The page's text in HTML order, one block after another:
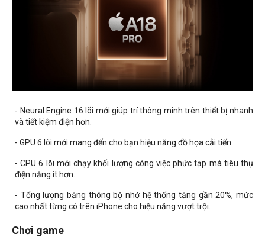
- Neural Engine 16 lõi mới giúp trí thông minh trên thiết bị nhanh
và tiết kiệm điện hơn.
- GPU 6 lõi mới mang đến cho bạn hiệu năng đồ họa cải tiến.
- CPU 6 lõi mới chạy khối lượng công việc phức tạp mà tiêu thụ
điện năng ít hơn.
- Tổng lượng băng thông bộ nhớ hệ thống tăng gần 20%, mức
cao nhất từng có trên iPhone cho hiệu năng vượt trội.
Chơi game